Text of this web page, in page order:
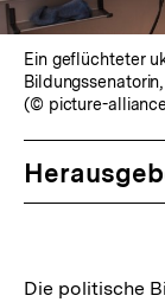
Ein geflüchteter
(© picture-
Die politische